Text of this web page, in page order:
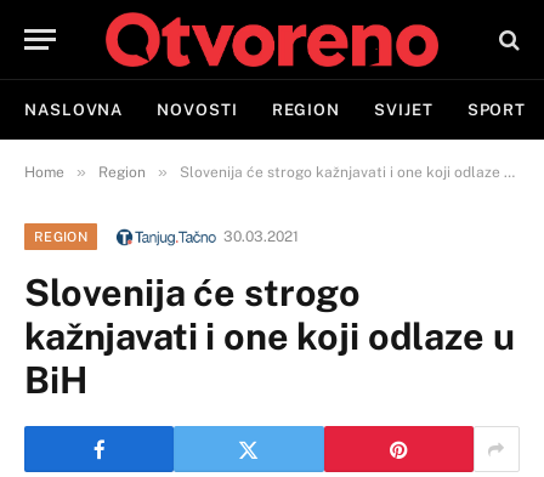
NASLOVNA NOVOSTI REGION SVIJET SPORT
Home » Region » Slovenija će strogo kažnjavati i one koji odlaze u BiH
REGION 30.03.2021
Slovenija će strogo
kažnjavati i one koji odlaze u
BiH